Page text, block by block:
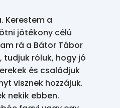
Kerestem a
jótékony célú
rá a Bátor Tábor
tudjuk róluk, hogy jó
és családjuk
visznek hozzájuk.
nekik ebben.